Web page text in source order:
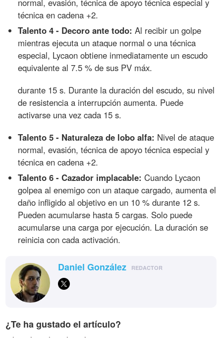
normal, evasión, técnica de apoyo técnica especial y
técnica en cadena +2.
Talento 4 - Decoro ante todo: Al recibir un golpe
mientras ejecuta un ataque normal o una técnica
especial, Lycaon obtiene inmediatamente un escudo
equivalente al 7.5 % de sus PV máx.
durante 15 s. Durante la duración del escudo, su nivel
de resistencia a interrupción aumenta. Puede
activarse una vez cada 15 s.
Talento 5 - Naturaleza de lobo alfa: Nivel de ataque
normal, evasión, técnica de apoyo técnica especial y
técnica en cadena +2.
Talento 6 - Cazador implacable: Cuando Lycaon
golpea al enemigo con un ataque cargado, aumenta el
daño infligido al objetivo en un 10 % durante 12 s.
Pueden acumularse hasta 5 cargas. Solo puede
acumularse una carga por ejecución. La duración se
reinicia con cada activación.
Daniel González REDACTOR
¿Te ha gustado el artículo?